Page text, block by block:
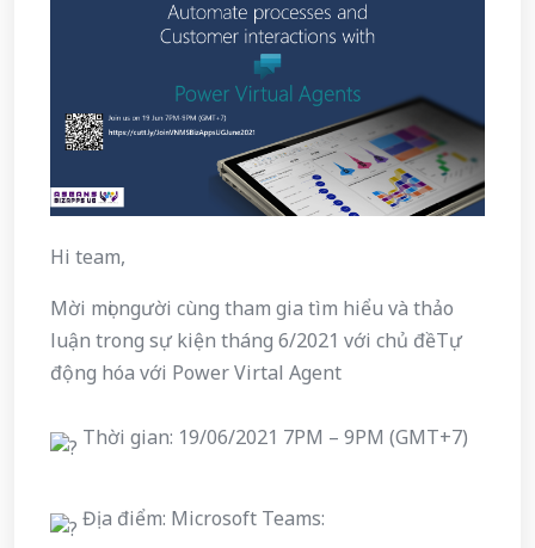
Hi team,
Mời mọi người cùng tham gia tìm hiểu và thảo
luận trong sự kiện tháng 6/2021 với chủ đềTự
động hóa với Power Virtal Agent
Thời gian: 19/06/2021 7PM – 9PM (GMT+7)
Địa điểm: Microsoft Teams: